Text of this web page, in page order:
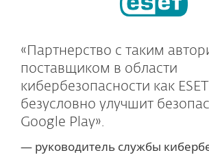
«Партнерство с таким
поставщиком в области
кибербезопасности как ESET
безусловно улучшит
Google Play».
— руководитель службы